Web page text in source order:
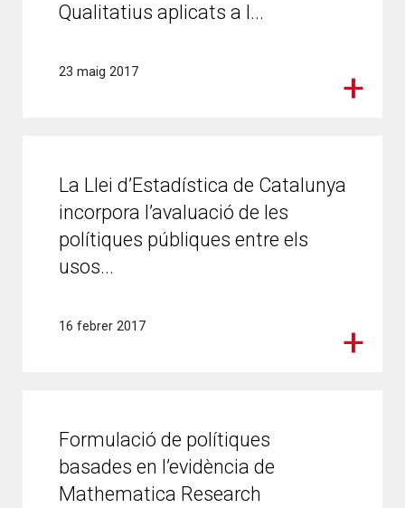
Qualitatius aplicats a l...
23 maig 2017
La Llei d’Estadística de Catalunya
incorpora l’avaluació de les
polítiques públiques entre els
usos...
16 febrer 2017
Formulació de polítiques
basades en l’evidència de
Mathematica Research